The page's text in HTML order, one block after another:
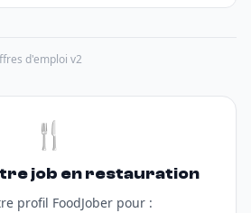
d'emploi v2
🍴
job en restauration
profil FoodJober pour :